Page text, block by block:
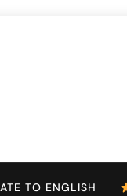
TO ENGLISH